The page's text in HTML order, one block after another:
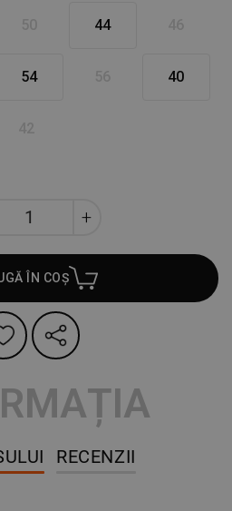
44
54 40
ÎN COȘ
RECENZII